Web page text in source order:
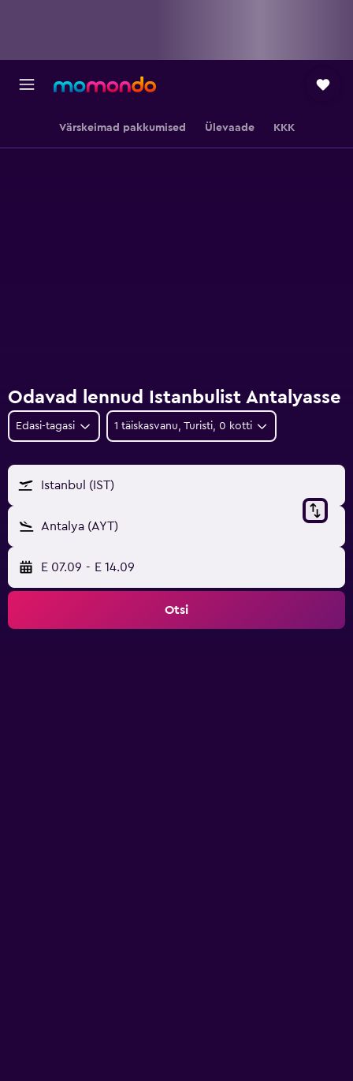
Värskeimad pakkumised Ülevaade KKK
Odavad lennud Istanbulist Antalyasse
Edasi-tagasi 1 täiskasvanu, Turisti, 0 kotti
Istanbul (IST)
Antalya (AYT)
E 07.09 - E 14.09
Otsi